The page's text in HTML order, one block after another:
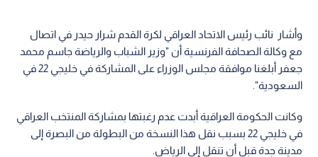
وأشار نائب رئيس الاتحاد العراقي لكرة القدم شرار حيدر في اتصال
مع وكالة الصحافة الفرنسية أن "وزير الشباب والرياضة جاسم محمد
جعفر أبلغنا موافقة مجلس الوزراء على المشاركة في خليجي 22 في
السعودية".
وكانت الحكومة العراقية أبدت عدم رغبتها بمشاركة المنتخب العراقي
في خليجي 22 بسبب نقل هذا النسخة من البطولة من البصرة إلى
مدينة جدة قبل أن تنقل إلى الرياض.